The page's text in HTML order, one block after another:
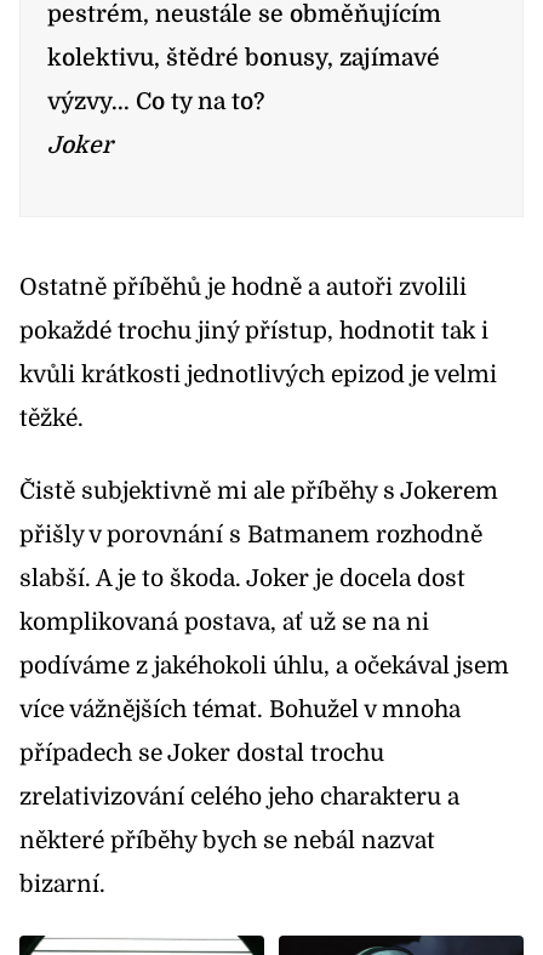
pestrém, neustále se obměňujícím
kolektivu, štědré bonusy, zajímavé
výzvy... Co ty na to?
Joker
Ostatně příběhů je hodně a autoři zvolili
pokaždé trochu jiný přístup, hodnotit tak i
kvůli krátkosti jednotlivých epizod je velmi
těžké.
Čistě subjektivně mi ale příběhy s Jokerem
přišly v porovnání s Batmanem rozhodně
slabší. A je to škoda. Joker je docela dost
komplikovaná postava, ať už se na ni
podíváme z jakéhokoli úhlu, a očekával jsem
více vážnějších témat. Bohužel v mnoha
případech se Joker dostal trochu
zrelativizování celého jeho charakteru a
některé příběhy bych se nebál nazvat
bizarní.